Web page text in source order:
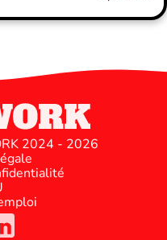
2024 - 2026